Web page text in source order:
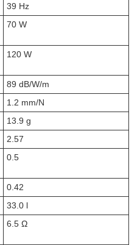
39 Hz
70 W
120 W
89 dB/W/m
1.2 mm/N
13.9 g
2.57
0.5
0.42
33.0 l
6.5 Ω